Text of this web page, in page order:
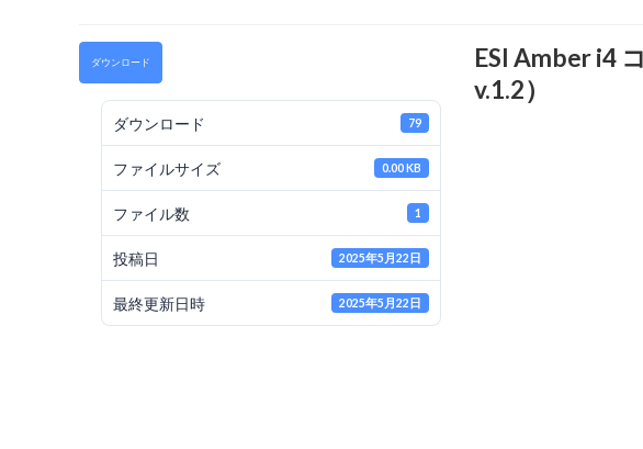
ダウンロード
ダウンロード 79
ファイルサイズ 0.00 KB
ファイル数 1
投稿日 2025年5月22日
最終更新日時 2025年5月22日
ESI Amber i4
v.1.2）